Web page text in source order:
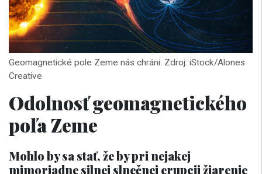
Geomagnetické pole Zeme nás chráni. Zdroj: iStock/Alones
Creative
Odolnosť geomagnetického
poľa Zeme
Mohlo by sa stať, že by pri nejakej
mimoriadne silnej slnečnej erupcii žiarenie